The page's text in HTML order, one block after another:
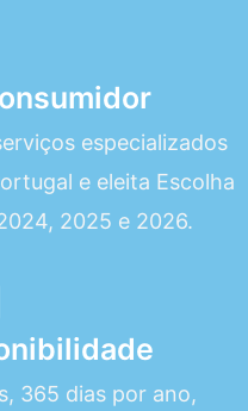
especializados
e eleita Escolha
2025 e 2026.
365 dias por ano,